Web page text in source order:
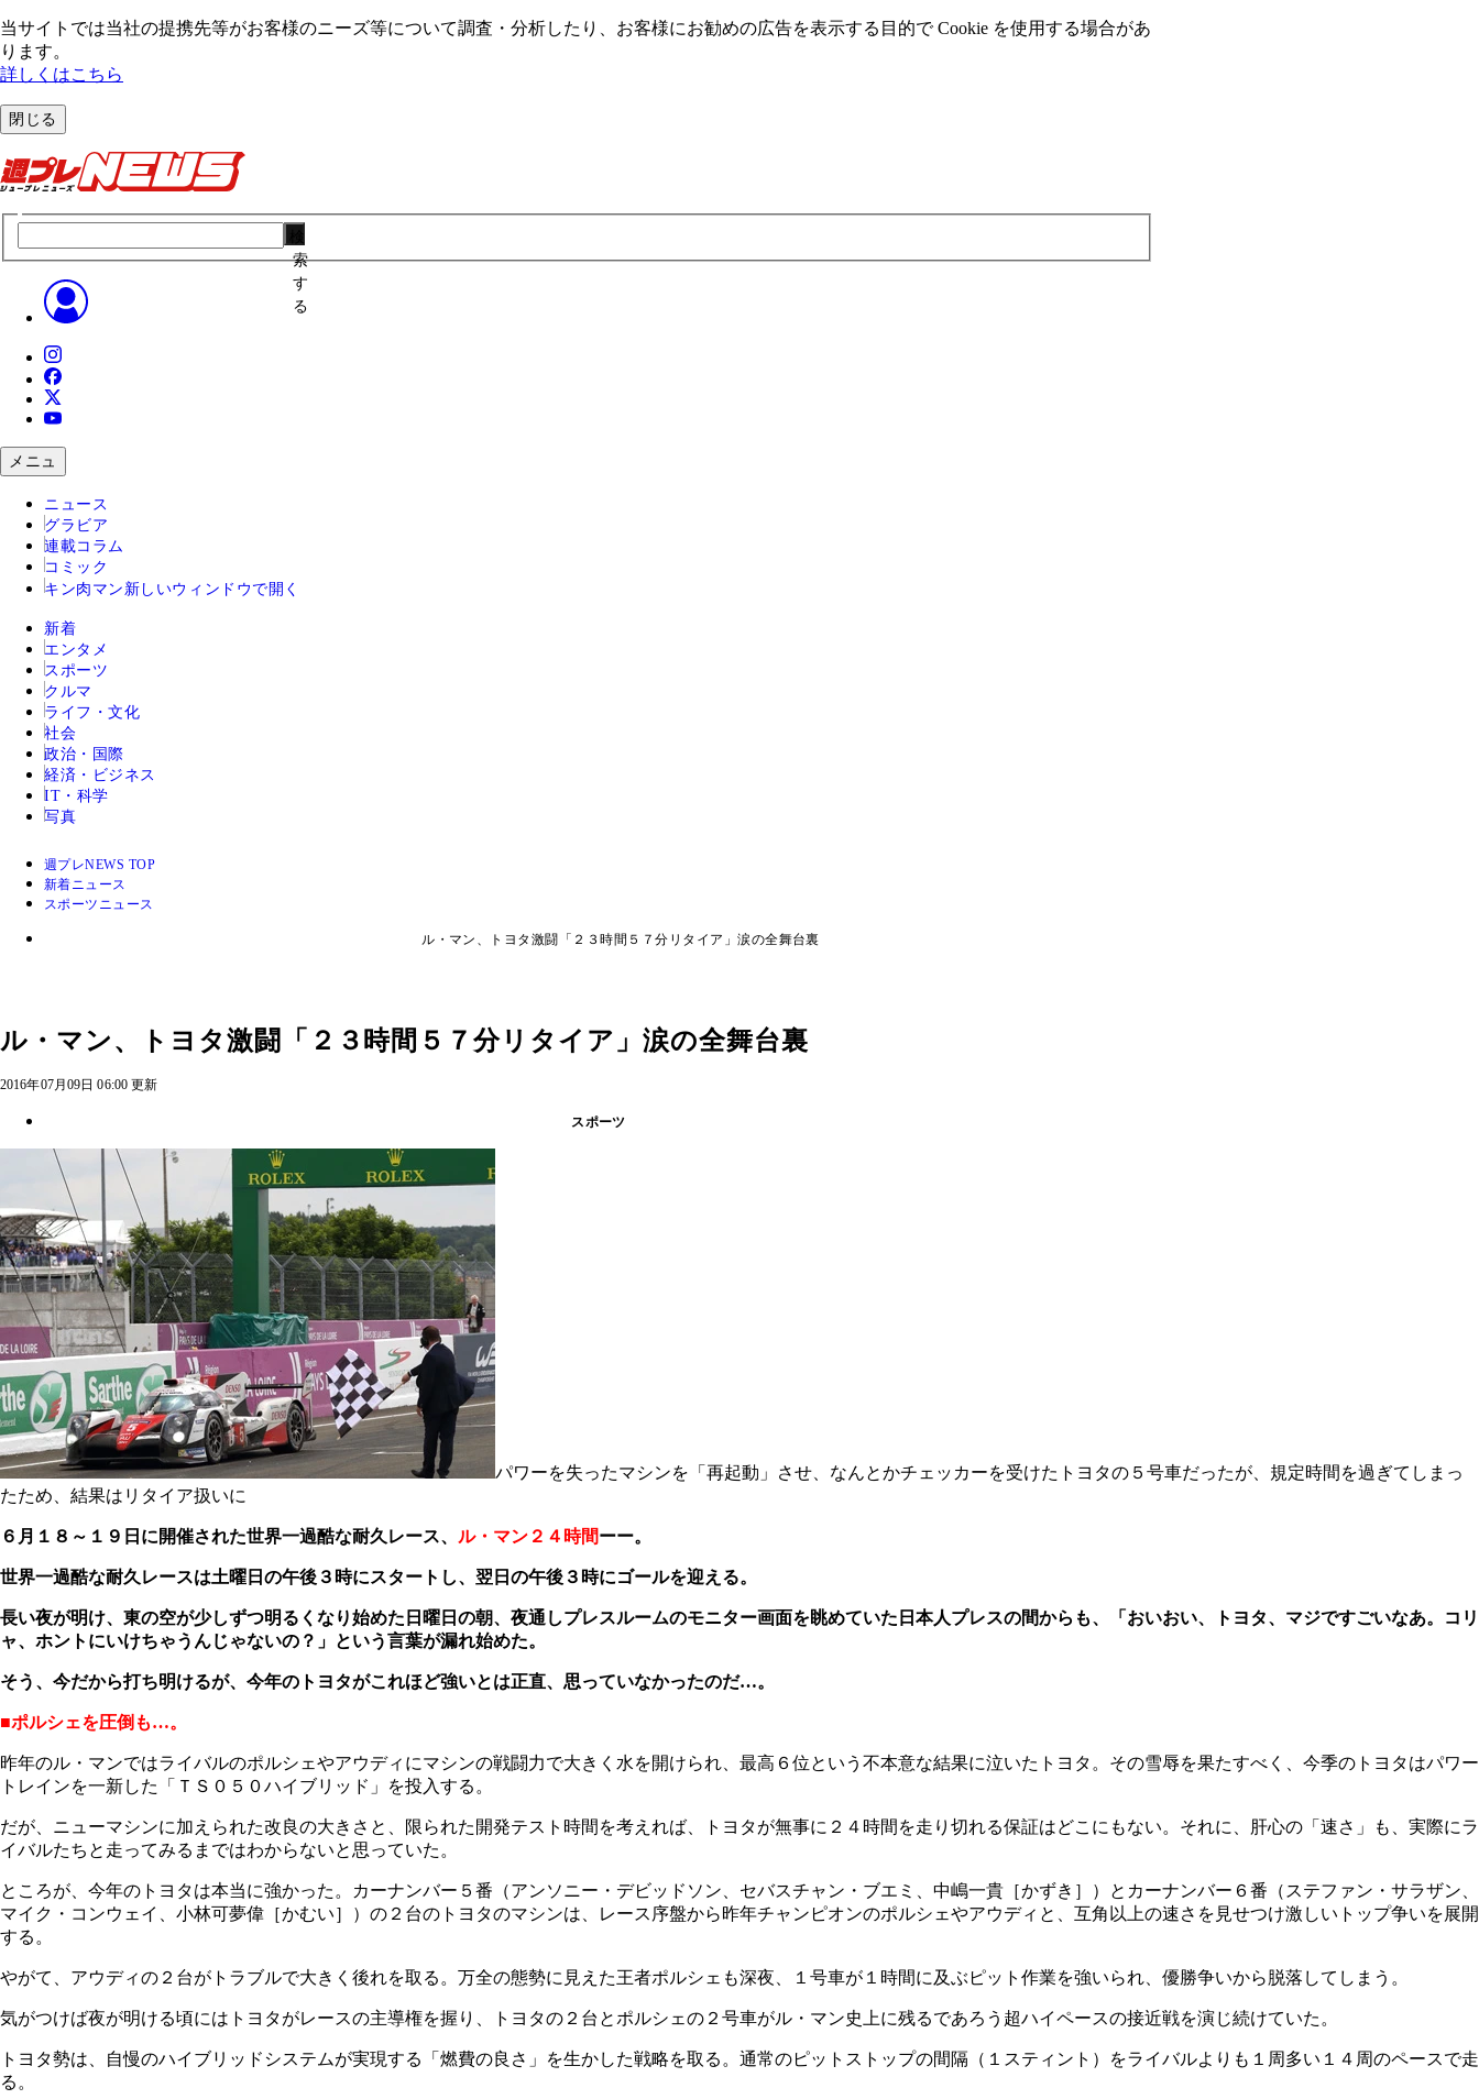
当サイトでは当社の提携先等がお客様のニーズ等について調査・分析したり、お客様にお勧めの広告を表⽰する⽬的で Cookie を使⽤する場合があ
ります。
詳しくはこちら
閉じる
索
す
る
メニュ
ニュース
グラビア
連載コラム
コミック
キン肉マン 新しいウィンドウで開く
新着
エンタメ
スポーツ
クルマ
ライフ・文化
社会
政治・国際
経済・ビジネス
IT・科学
写真
週プレNEWS TOP
新着ニュース
スポーツニュース
ル・マン、トヨタ激闘「２３時間５７分リタイア」涙の全舞台裏
ル・マン、トヨタ激闘「２３時間５７分リタイア」涙の全舞台裏
2016年07月09日 06:00 更新
スポーツ
パワーを失ったマシンを「再起動」させ、なんとかチェッカーを受けたトヨタの５号車だったが、規定時間を過ぎてしまっ
たため、結果はリタイア扱いに
６月１８～１９日に開催された世界一過酷な耐久レース、 ル・マン２４時間ーー。
世界一過酷な耐久レースは土曜日の午後３時にスタートし、翌日の午後３時にゴールを迎える。
長い夜が明け、東の空が少しずつ明るくなり始めた日曜日の朝、夜通しプレスルームのモニター画面を眺めていた日本人プレスの間からも、「おいおい、トヨタ、マジですごいなあ。コリ
ャ、ホントにいけちゃうんじゃないの？」という言葉が漏れ始めた。
そう、今だから打ち明けるが、今年のトヨタがこれほど強いとは正直、思っていなかったのだ…。
■ポルシェを圧倒も…。
昨年のル・マンではライバルのポルシェやアウディにマシンの戦闘力で大きく水を開けられ、最高６位という不本意な結果に泣いたトヨタ。その雪辱を果たすべく、今季のトヨタはパワー
トレインを一新した「ＴＳ０５０ハイブリッド」を投入する。
だが、ニューマシンに加えられた改良の大きさと、限られた開発テスト時間を考えれば、トヨタが無事に２４時間を走り切れる保証はどこにもない。それに、肝心の「速さ」も、実際にラ
イバルたちと走ってみるまではわからないと思っていた。
ところが、今年のトヨタは本当に強かった。カーナンバー５番（アンソニー・デビッドソン、セバスチャン・ブエミ、中嶋一貴［かずき］）とカーナンバー６番（ステファン・サラザン、
マイク・コンウェイ、小林可夢偉［かむい］）の２台のトヨタのマシンは、レース序盤から昨年チャンピオンのポルシェやアウディと、互角以上の速さを見せつけ激しいトップ争いを展開
する。
やがて、アウディの２台がトラブルで大きく後れを取る。万全の態勢に見えた王者ポルシェも深夜、１号車が１時間に及ぶピット作業を強いられ、優勝争いから脱落してしまう。
気がつけば夜が明ける頃にはトヨタがレースの主導権を握り、トヨタの２台とポルシェの２号車がル・マン史上に残るであろう超ハイペースの接近戦を演じ続けていた。
トヨタ勢は、自慢のハイブリッドシステムが実現する「燃費の良さ」を生かした戦略を取る。通常のピットストップの間隔（１スティント）をライバルよりも１周多い１４周のペースで走
る。